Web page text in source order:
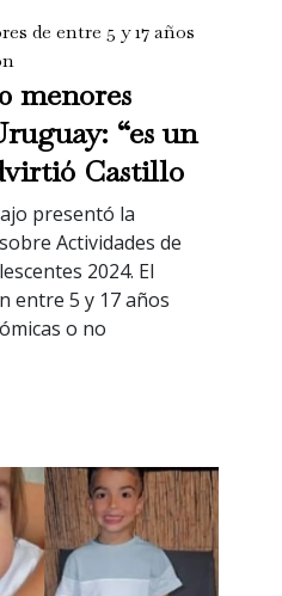
de entre 5 y 17 años
menores
“es un
Castillo
presentó la
Actividades de
2024. El
entre 5 y 17 años
o no